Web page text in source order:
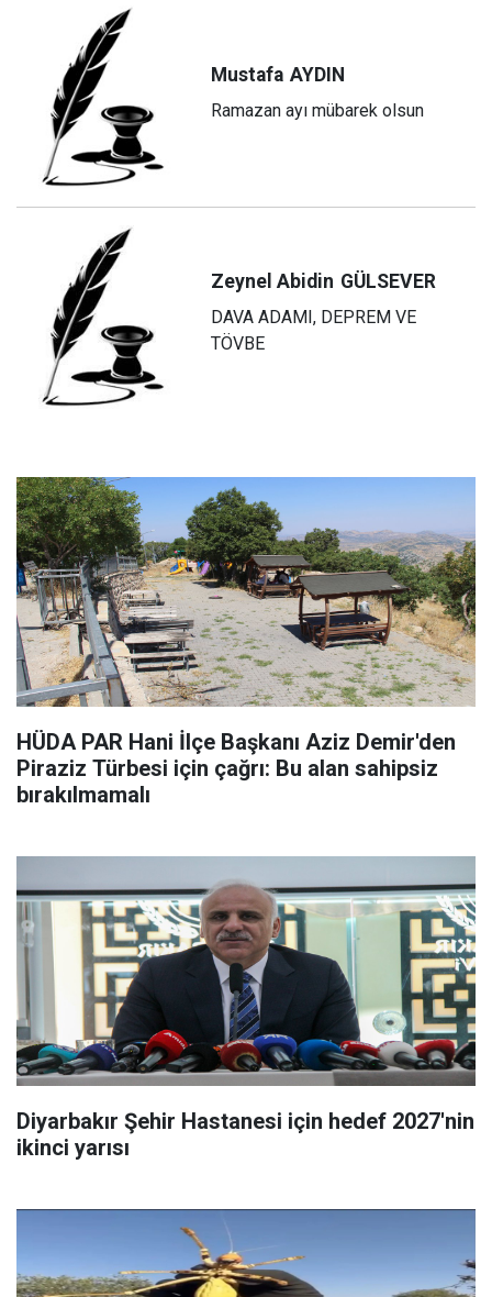
Mustafa AYDIN
Ramazan ayı mübarek olsun
Zeynel Abidin GÜLSEVER
DAVA ADAMI, DEPREM VE
TÖVBE
HÜDA PAR Hani İlçe Başkanı Aziz Demir'den
Piraziz Türbesi için çağrı: Bu alan sahipsiz
bırakılmamalı
Diyarbakır Şehir Hastanesi için hedef 2027'nin
ikinci yarısı